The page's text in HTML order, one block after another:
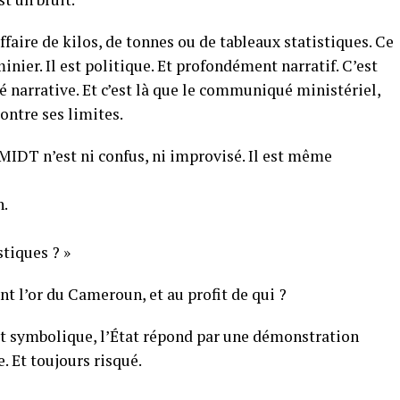
de kilos, de tonnes ou de tableaux statistiques. Ce
Il est politique. Et profondément narratif. C’est
narrative. Et c’est là que le communiqué ministériel,
ses limites.
n’est ni confus, ni improvisé. Il est même
? »
l’or du Cameroun, et au profit de qui ?
l’État répond par une démonstration
Et toujours risqué.